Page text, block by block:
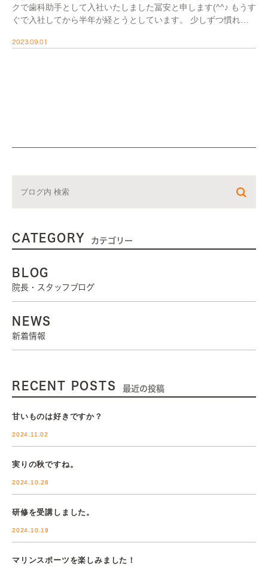
クで歯科助手として入社いたしました冨安と申します(^^♪ もうす
ぐで入社してから半年が経とうとしています。 少しずつ慣れて
2023.09.01
CATEGORY カテゴリー
BLOG
院長・スタッフブログ
NEWS
新着情報
RECENT POSTS 最近の投稿
甘いものは好きですか？
2024.11.02
実りの秋ですね。
2024.10.26
研修を受講しました。
2024.10.19
マリンスポーツを楽しみました！